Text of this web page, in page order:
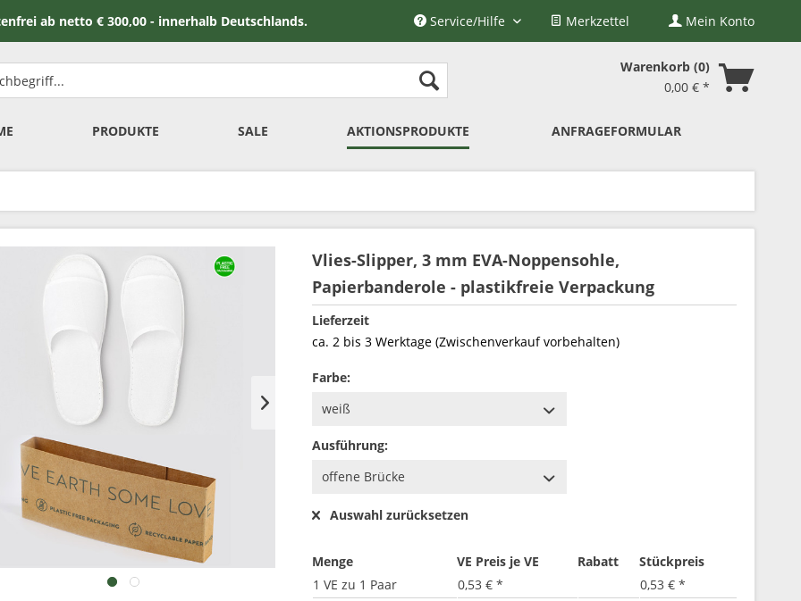
netto € 300,00 - innerhalb Deutschlands. Merkzettel Mein Konto
Service/Hilfe
Warenkorb 0
0,00 € *
PRODUKTE SALE AKTIONSPRODUKTE ANFRAGEFORMULAR
Vlies-Slipper, 3 mm EVA-Noppensohle,
Papierbanderole - plastikfreie Verpackung
Lieferzeit
ca. 2 bis 3 Werktage (Zwischenverkauf vorbehalten)
Farbe:
Ausführung:
Auswahl zurücksetzen
Menge VE Preis je VE Rabatt
Stückpreis
1 VE zu 1 Paar
0,53 € *
0,53 € *